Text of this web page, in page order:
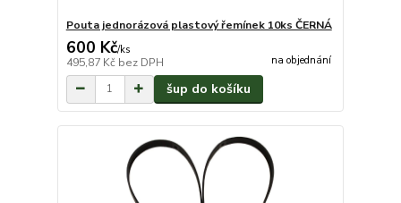
Pouta jednorázová plastový řemínek 10ks ČERNÁ
600 Kč/ks
495,87 Kč bez DPH na objednání
šup do košíku